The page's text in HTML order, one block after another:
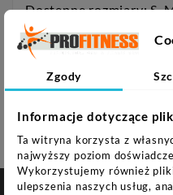
Dostępne rozmiary: S,
Uwagi:
Nie przeznaczony do
Zgody
Informacje dotyczące
Ta witryna korzysta z
najwyższy poziom
Wykorzystujemy również
ulepszenia naszych usług,